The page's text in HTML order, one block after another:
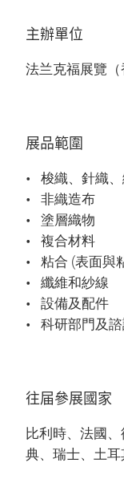
主辦單位
法兰克福展覽（
展品範圍
梭織、針織
非織造布
塗層織物
複合材料
粘合 (表面與
纖維和紗線
設備及配件
科研部門及
往届參展國家
比利時、法國
典、瑞士、土耳